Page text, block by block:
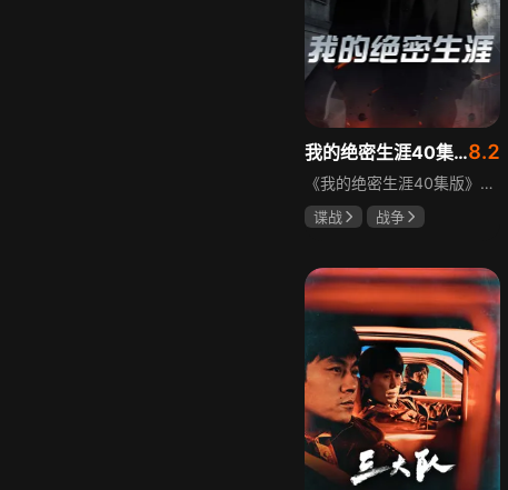
我的绝密生涯40集版8.2
《我的绝密生涯40集版》以1931年东北为背景，苏联特使引发暗杀行动，商人关郁达卷入被重伤失踪，妻子谭梓君带家人在新京安顿。八年后关郁达打入日本特务机关为我党提供情报，与谭梓君相遇却因身份不能相认，谭梓君心中充满怀疑。
谍战
战争